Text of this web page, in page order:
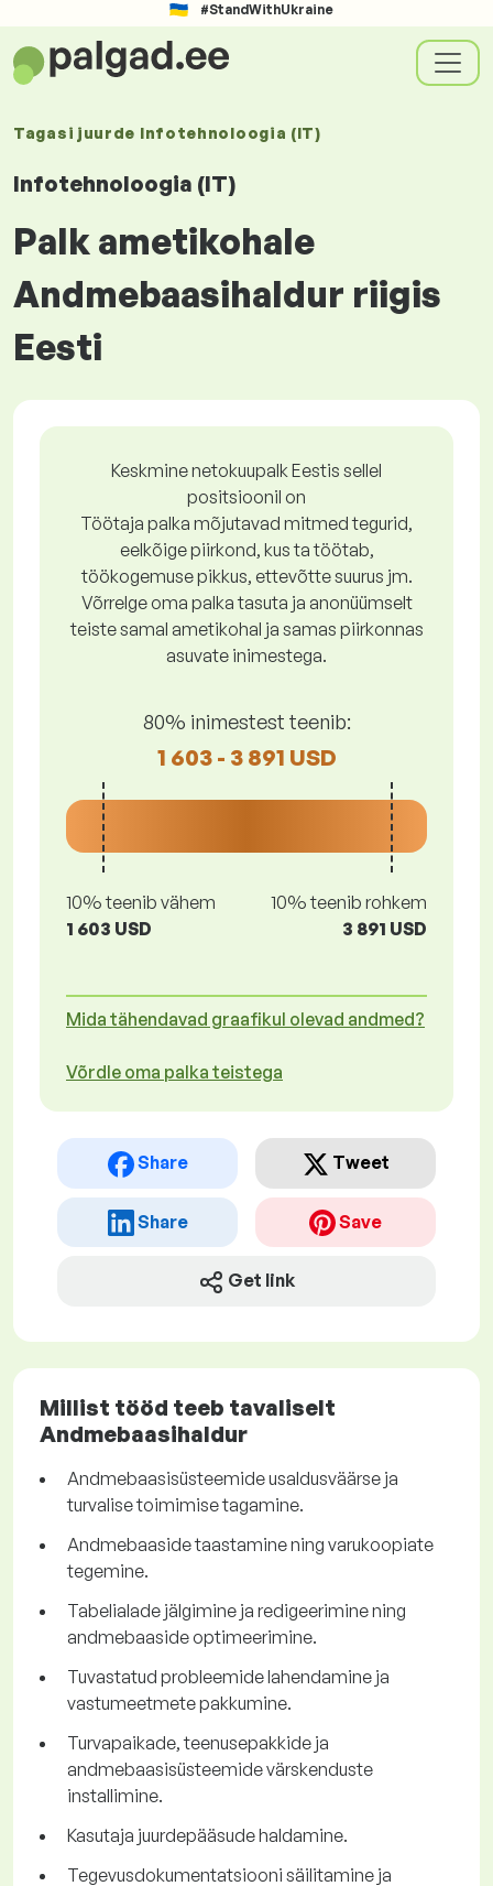
#StandWithUkraine
Tagasi juurde Infotehnoloogia (IT)
Infotehnoloogia (IT)
Palk ametikohale
Andmebaasihaldur riigis
Eesti
Keskmine netokuupalk Eestis sellel
positsioonil on
Töötaja palka mõjutavad mitmed tegurid,
eelkõige piirkond, kus ta töötab,
töökogemuse pikkus, ettevõtte suurus jm.
Võrrelge oma palka tasuta ja anonüümselt
teiste samal ametikohal ja samas piirkonnas
asuvate inimestega.
80% inimestest teenib:
1 603 - 3 891 USD
10% teenib vähem
1 603 USD
10% teenib rohkem
3 891 USD
Mida tähendavad graafikul olevad andmed?
Võrdle oma palka teistega
Share Tweet
Share Save
Get link
Millist tööd teeb tavaliselt
Andmebaasihaldur
Andmebaasisüsteemide usaldusväärse ja
turvalise toimimise tagamine.
Andmebaaside taastamine ning varukoopiate
tegemine.
Tabelialade jälgimine ja redigeerimine ning
andmebaaside optimeerimine.
Tuvastatud probleemide lahendamine ja
vastumeetmete pakkumine.
Turvapaikade, teenusepakkide ja
andmebaasisüsteemide värskenduste
installimine.
Kasutaja juurdepääsude haldamine.
Tegevusdokumentatsiooni säilitamine ja